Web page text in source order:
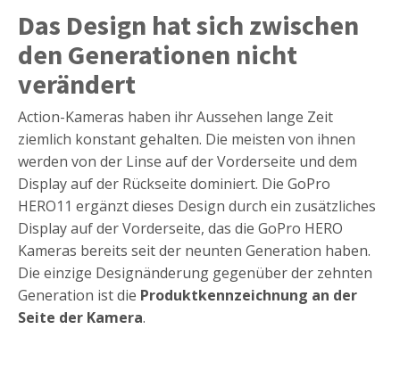
Das Design hat sich zwischen
den Generationen nicht
verändert
Action-Kameras haben ihr Aussehen lange Zeit
ziemlich konstant gehalten. Die meisten von ihnen
werden von der Linse auf der Vorderseite und dem
Display auf der Rückseite dominiert. Die GoPro
HERO11 ergänzt dieses Design durch ein zusätzliches
Display auf der Vorderseite, das die GoPro HERO
Kameras bereits seit der neunten Generation haben.
Die einzige Designänderung gegenüber der zehnten
Generation ist die Produktkennzeichnung an der
Seite der Kamera.